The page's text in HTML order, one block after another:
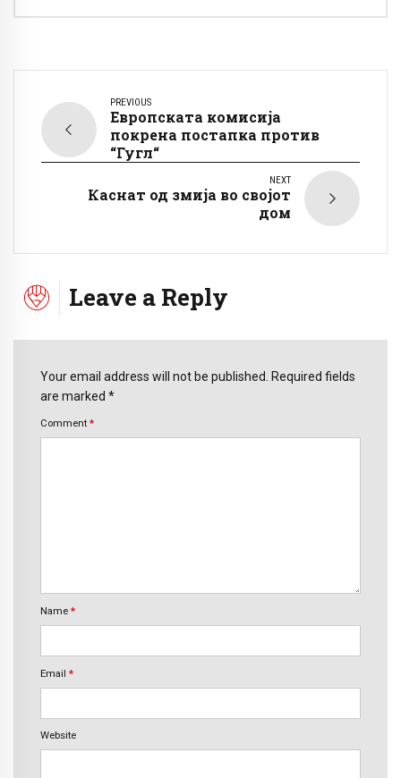
PREVIOUS
Европската комисија
покрена постапка против
“Гугл“
NEXT
Каснат од змија во својот
дом
Leave a Reply
Your email address will not be published. Required fields
are marked *
Comment *
Name *
Email *
Website